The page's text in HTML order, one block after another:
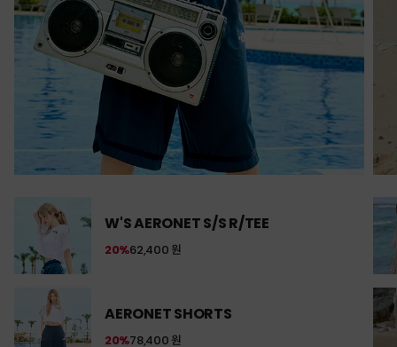
W'S AERONET S/S R/TEE
62,400 원
20%
AERONET SHORTS
78,400 원
20%